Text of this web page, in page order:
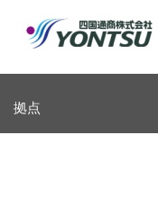
ホーム
取扱製品
拠点